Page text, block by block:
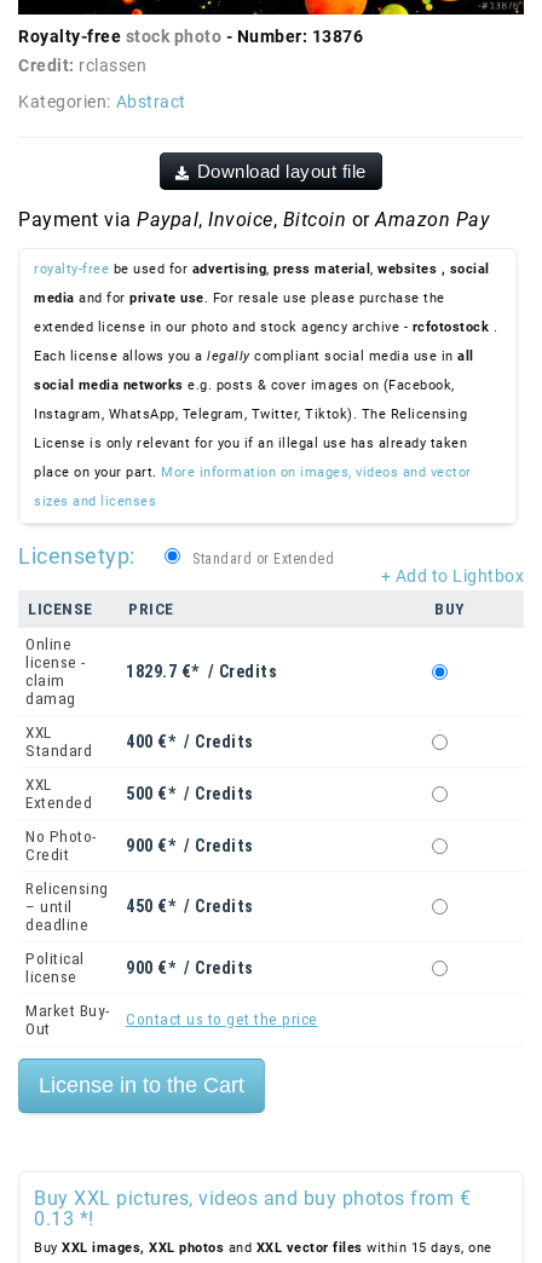
Royalty-free stock photo - Number: 13876
Credit: rclassen
Kategorien: Abstract
Download layout file
Payment via Paypal, Invoice, Bitcoin orAmazon Pay
royalty-free be used for advertising, press material , websites , social
media and for private use. For resale use please purchase the
extended license in our photo and stock agency archive - rcfotostock .
Each license allows you a legallycompliant social media use in all
social media networks e.g. posts & cover images on (Facebook,
Instagram, WhatsApp, Telegram, Twitter, Tiktok). The Relicensing
License is only relevant for you if an illegal use has already taken
place on your part. More information on images, videos and vector
sizes and licenses
+ Add to Lightbox
Licensetyp: Standard or Extended
LICENSE PRICE
BUY
Online
license -
claim
damag
1829.7 €* / Credits
XXL
Standard
400 €* / Credits
XXL
Extended
500 €* / Credits
No Photo-
Credit
900 €* / Credits
Relicensing
– until
deadline
450 €* / Credits
Political
license
900 €* / Credits
Market Buy-
Out
Contact us to get the price
Buy XXL pictures, videos and buy photos from €
0.13 *!
Buy XXL images, XXL photos and XXL vector files within 15 days, one